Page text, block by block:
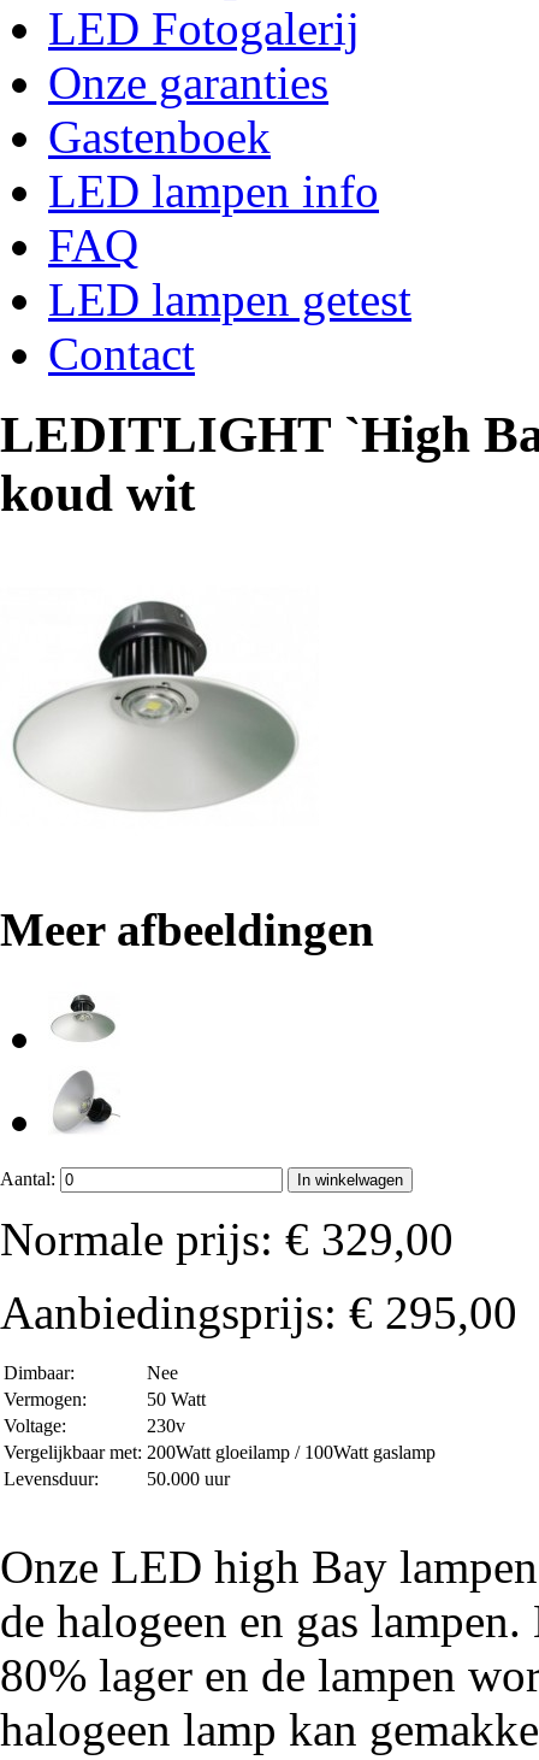
LED Fotogalerij
Onze garanties
Gastenboek
LED lampen info
FAQ
LED lampen getest
Contact
LEDITLIGHT `High
koud wit
Meer afbeeldingen
Aantal: In winkelwagen
Normale prijs: € 329,00
Aanbiedingsprijs: € 295,00
Dimbaar:
Nee
Vermogen:
50 Watt
Voltage:
230v
Vergelijkbaar met: 200Watt gloeilamp / 100Watt gaslamp
Levensduur:
50.000 uur
Onze LED high Bay
de halogeen en gas
80% lager en de lampen
halogeen lamp kan